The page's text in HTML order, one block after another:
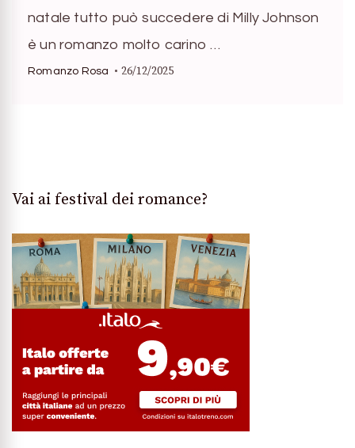
natale tutto può succedere di Milly Johnson
è un romanzo molto carino …
Romanzo Rosa 26/12/2025
Vai ai festival dei romance?